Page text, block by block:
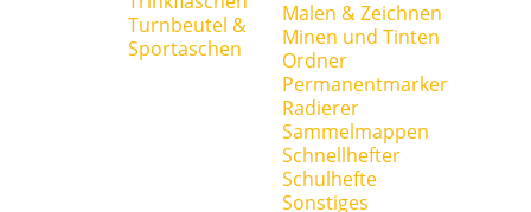
Turnbeutel &
Sportaschen
Malen & Zeichnen
Minen und Tinten
Ordner
Permanentmarker
Radierer
Sammelmappen
Schnellhefter
Schulhefte
Sonstiges